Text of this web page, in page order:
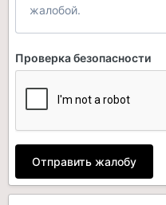
жалобой.
Проверка безопасности
Отправить жалобу